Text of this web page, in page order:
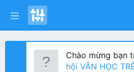
Chào mừng bạn
hội VĂN HỌC